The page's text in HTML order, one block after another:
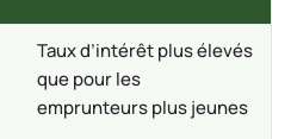
Taux d’intérêt plus élevés
que pour les
emprunteurs plus jeunes